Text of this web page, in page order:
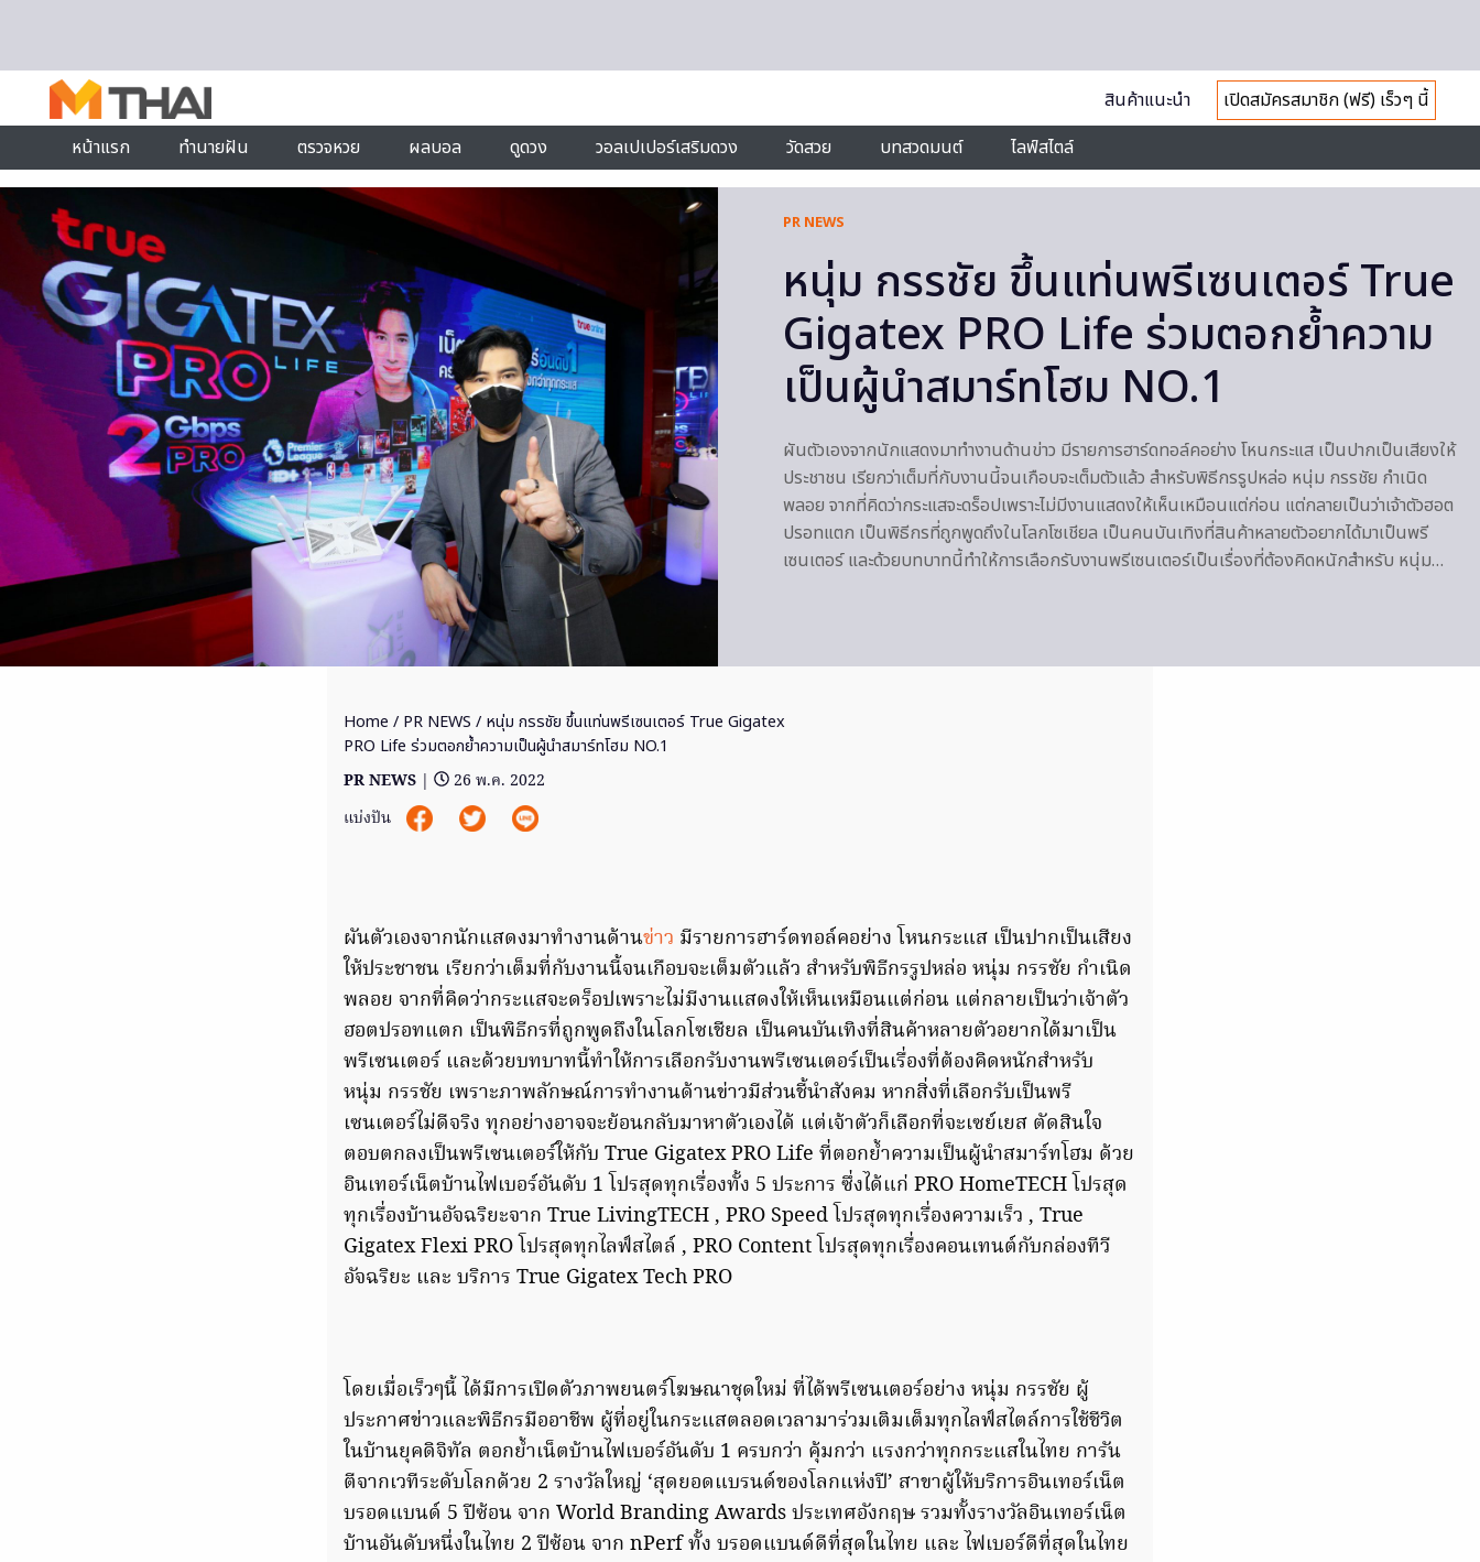
สินค้าแนะนำ
เปิดสมัครสมาชิก (ฟรี) เร็วๆ นี้
หน้าแรก
ทำนายฝัน ตรวจหวย ผลบอล ดูดวง วอลเปเปอร์เสริมดวง วัดสวย บทสวดมนต์ ไลฟ์สไตล์
PR NEWS
หนุ่ม กรรชัย ขึ้นแท่นพรีเซนเตอร์ True
Gigatex PRO Life ร่วมตอกย้ำความ
เป็นผู้นำสมาร์ทโฮม NO.1
ผันตัวเองจากนักแสดงมาทำงานด้านข่าว มีรายการฮาร์ดทอล์คอย่าง โหนกระแส เป็นปากเป็นเสียงให้
ประชาชน เรียกว่าเต็มที่กับงานนี้จนเกือบจะเต็มตัวแล้ว สำหรับพิธีกรรูปหล่อ หนุ่ม กรรชัย กำเนิด
พลอย จากที่คิดว่ากระแสจะดร็อปเพราะไม่มีงานแสดงให้เห็นเหมือนแต่ก่อน แต่กลายเป็นว่าเจ้าตัวฮอต
ปรอทแตก เป็นพิธีกรที่ถูกพูดถึงในโลกโซเชียล เป็นคนบันเทิงที่สินค้าหลายตัวอยากได้มาเป็นพรี
เซนเตอร์ และด้วยบทบาทนี้ทำให้การเลือกรับงานพรีเซนเตอร์เป็นเรื่องที่ต้องคิดหนักสำหรับ หนุ่ม…
Home / PR NEWS / หนุ่ม กรรชัย ขึ้นแท่นพรีเซนเตอร์ True Gigatex
PRO Life ร่วมตอกย้ำความเป็นผู้นำสมาร์ทโฮม NO.1
PR NEWS |
26 พ.ค. 2022
แบ่งปัน
ผันตัวเองจากนักแสดงมาทำงานด้านข่าว มีรายการฮาร์ดทอล์คอย่าง โหนกระแส เป็นปากเป็นเสียง
ให้ประชาชน เรียกว่าเต็มที่กับงานนี้จนเกือบจะเต็มตัวแล้ว สำหรับพิธีกรรูปหล่อ หนุ่ม กรรชัย กำเนิด
พลอย จากที่คิดว่ากระแสจะดร็อปเพราะไม่มีงานแสดงให้เห็นเหมือนแต่ก่อน แต่กลายเป็นว่าเจ้าตัว
ฮอตปรอทแตก เป็นพิธีกรที่ถูกพูดถึงในโลกโซเชียล เป็นคนบันเทิงที่สินค้าหลายตัวอยากได้มาเป็น
พรีเซนเตอร์ และด้วยบทบาทนี้ทำให้การเลือกรับงานพรีเซนเตอร์เป็นเรื่องที่ต้องคิดหนักสำหรับ
หนุ่ม กรรชัย เพราะภาพลักษณ์การทำงานด้านข่าวมีส่วนชี้นำสังคม หากสิ่งที่เลือกรับเป็นพรี
เซนเตอร์ไม่ดีจริง ทุกอย่างอาจจะย้อนกลับมาหาตัวเองได้ แต่เจ้าตัวก็เลือกที่จะเซย์เยส ตัดสินใจ
ตอบตกลงเป็นพรีเซนเตอร์ให้กับ True Gigatex PRO Life ที่ตอกย้ำความเป็นผู้นำสมาร์ทโฮม ด้วย
อินเทอร์เน็ตบ้านไฟเบอร์อันดับ 1 โปรสุดทุกเรื่องทั้ง 5 ประการ ซึ่งได้แก่ PRO HomeTECH โปรสุด
ทุกเรื่องบ้านอัจฉริยะจาก True LivingTECH , PRO Speed โปรสุดทุกเรื่องความเร็ว , True
Gigatex Flexi PRO โปรสุดทุกไลฟ์สไตล์ , PRO Content โปรสุดทุกเรื่องคอนเทนต์กับกล่องทีวี
อัจฉริยะ และ บริการ True Gigatex Tech PRO
โดยเมื่อเร็วๆนี้ ได้มีการเปิดตัวภาพยนตร์โฆษณาชุดใหม่ ที่ได้พรีเซนเตอร์อย่าง หนุ่ม กรรชัย ผู้
ประกาศข่าวและพิธีกรมืออาชีพ ผู้ที่อยู่ในกระแสตลอดเวลามาร่วมเติมเต็มทุกไลฟ์สไตล์การใช้ชีวิต
ในบ้านยุคดิจิทัล ตอกย้ำเน็ตบ้านไฟเบอร์อันดับ 1 ครบกว่า คุ้มกว่า แรงกว่าทุกกระแสในไทย การัน
ตีจากเวทีระดับโลกด้วย 2 รางวัลใหญ่ ‘สุดยอดแบรนด์ของโลกแห่งปี’ สาขาผู้ให้บริการอินเทอร์เน็ต
บรอดแบนด์ 5 ปีซ้อน จาก World Branding Awards ประเทศอังกฤษ รวมทั้งรางวัลอินเทอร์เน็ต
บ้านอันดับหนึ่งในไทย 2 ปีซ้อน จาก nPerf ทั้ง บรอดแบนด์ดีที่สุดในไทย และ ไฟเบอร์ดีที่สุดในไทย